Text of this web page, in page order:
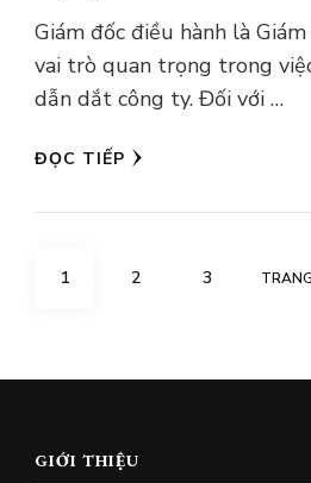
Giám đốc điều hành là
vai trò quan trọng trong
dẫn dắt công ty. Đối với …
ĐỌC TIẾP
Phân
TRANG
1 TRANG
2 TRANG
3
GIỚI THIỆU